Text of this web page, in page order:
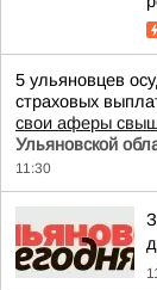
5 ульяновцев
страховых
свои аферы
Ульяновской
11:30